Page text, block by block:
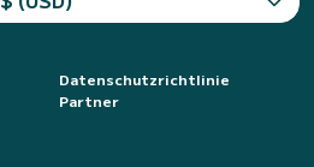
Datenschutzrichtlinie
Partner